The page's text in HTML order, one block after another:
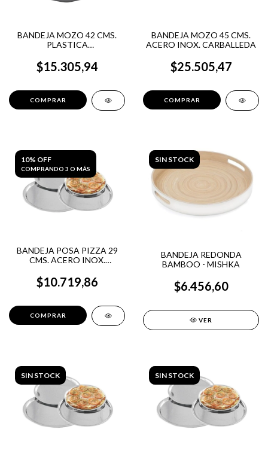
BANDEJA MOZO 42 CMS.
PLASTICA
$15.305,94
BANDEJA MOZO 45 CMS.
ACERO INOX. CARBALLEDA
$25.505,47
10% OFF
COMPRANDO 3 O MÁS
BANDEJA POSA PIZZA 29
CMS. ACERO INOX.
$10.719,86
SIN STOCK
BANDEJA REDONDA
BAMBOO - MISHKA
$6.456,60
VER
SIN STOCK SIN STOCK